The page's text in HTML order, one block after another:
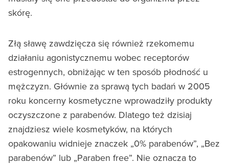
skórę.
Złą sławę zawdzięcza się również rzekomemu
działaniu agonistycznemu wobec receptorów
estrogennych, obniżając w ten sposób płodność u
mężczyzn. Głównie za sprawą tych badań w 2005
roku koncerny kosmetyczne wprowadziły produkty
oczyszczone z parabenów. Dlatego też dzisiaj
znajdziesz wiele kosmetyków, na których
opakowaniu widnieje znaczek „0% parabenów”, „Bez
parabenów” lub „Paraben free”. Nie oznacza to